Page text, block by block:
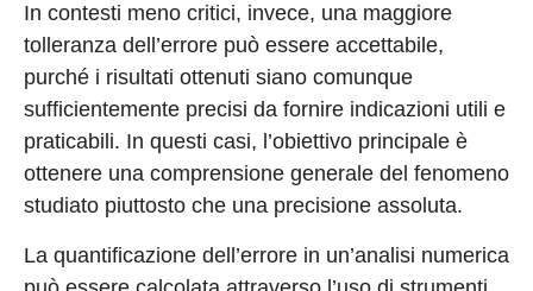
In contesti meno critici, invece, una maggiore
tolleranza dell’errore può essere accettabile,
purché i risultati ottenuti siano comunque
sufficientemente precisi da fornire indicazioni utili e
praticabili. In questi casi, l’obiettivo principale è
ottenere una comprensione generale del fenomeno
studiato piuttosto che una precisione assoluta.
La quantificazione dell’errore in un’analisi numerica